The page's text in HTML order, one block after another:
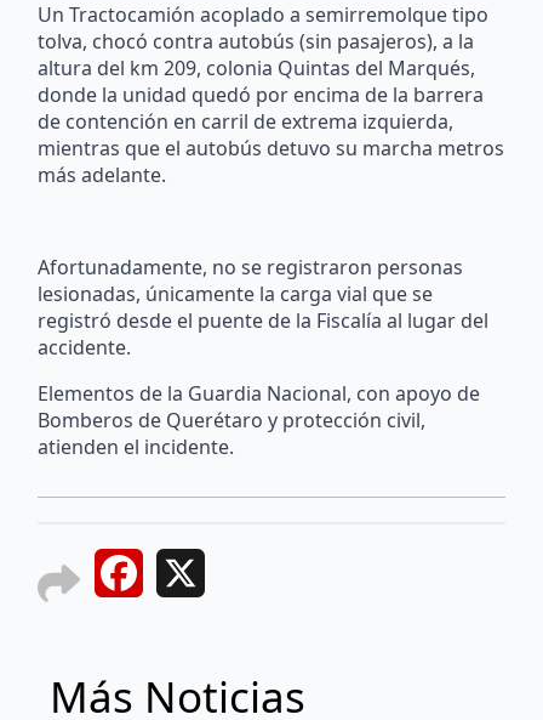
Un Tractocamión acoplado a semirremolque tipo
tolva, chocó contra autobús (sin pasajeros), a la
altura del km 209, colonia Quintas del Marqués,
donde la unidad quedó por encima de la barrera
de contención en carril de extrema izquierda,
mientras que el autobús detuvo su marcha metros
más adelante.
Afortunadamente, no se registraron personas
lesionadas, únicamente la carga vial que se
registró desde el puente de la Fiscalía al lugar del
accidente.
Elementos de la Guardia Nacional, con apoyo de
Bomberos de Querétaro y protección civil,
atienden el incidente.
Facebook
Más Noticias